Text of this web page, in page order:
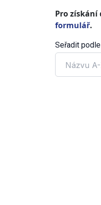
Pro
formulář.
Seřadit podle
Názvu